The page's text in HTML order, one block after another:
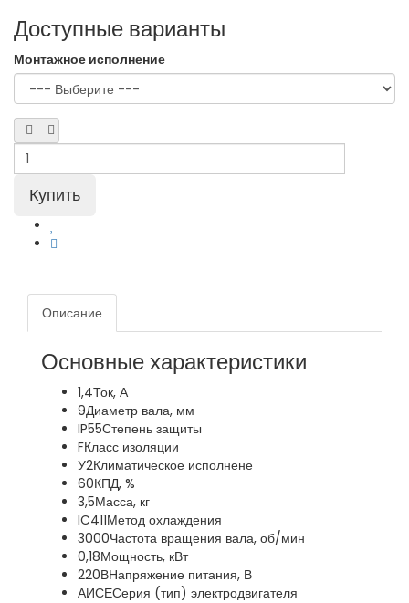
Доступные варианты
Монтажное исполнение
Описание
Основные характеристики
1,4Ток, А
9Диаметр вала, мм
IP55Степень защиты
FКласс изоляции
У2Климатическое исполнене
60КПД, %
3,5Масса, кг
IC411Метод охлаждения
3000Частота вращения вала, об/мин
0,18Мощность, кВт
220ВНапряжение питания, В
АИСЕСерия (тип) электродвигателя